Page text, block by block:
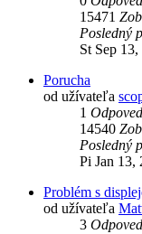
15471
Posledný
St Sep
Porucha
od užívateľa
1
14540
Posledný
Pi Jan 13,
Problém s
od užívateľa
3